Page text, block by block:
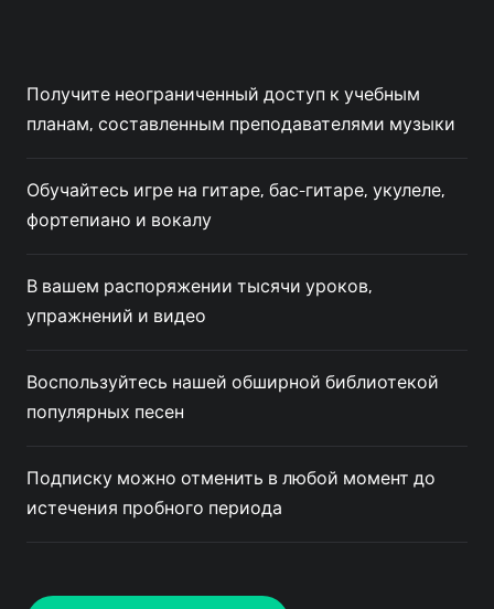
Получите неограниченный доступ к учебным
планам, составленным преподавателями музыки
Обучайтесь игре на гитаре, бас-гитаре, укулеле,
фортепиано и вокалу
В вашем распоряжении тысячи уроков,
упражнений и видео
Воспользуйтесь нашей обширной библиотекой
популярных песен
Подписку можно отменить в любой момент до
истечения пробного периода